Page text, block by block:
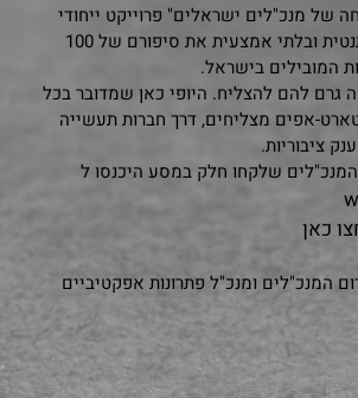
של מנכ"לים ישראלים" פרוייקט ייחודי
שמפגיש בצורה אותנטית ובלתי אמצעית את סיפורם של 100
המובילים בישראל.
גרם להם להצליח. היופי כאן שמדובר בכל
אפים מצליחים, דרך חברות תעשייה
ציבוריות.
שלקחו חלק במסע היכנסו ל
כאן
המנכ"לים ומנכ"ל פתרונות אפקטיביים